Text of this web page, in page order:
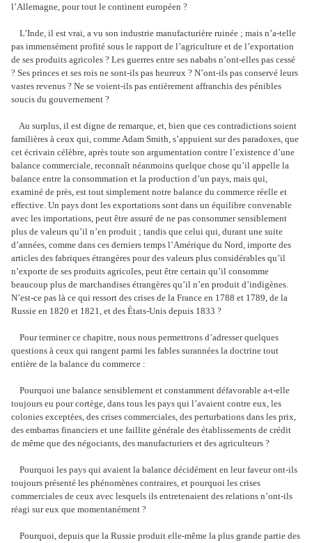
l’Allemagne, pour tout le continent européen ?
L’Inde, il est vrai, a vu son industrie manufacturière ruinée ; mais n’a-telle
pas immensément profité sous le rapport de l’agriculture et de l’exportation
de ses produits agricoles ? Les guerres entre ses nababs n’ont-elles pas cessé
? Ses princes et ses rois ne sont-ils pas heureux ? N’ont-ils pas conservé leurs
vastes revenus ? Ne se voient-ils pas entièrement affranchis des pénibles
soucis du gouvernement ?
Au surplus, il est digne de remarque, et, bien que ces contradictions soient
familières à ceux qui, comme Adam Smith, s’appuient sur des paradoxes, que
cet écrivain célèbre, après toute son argumentation contre l’existence d’une
balance commerciale, reconnaît néanmoins quelque chose qu’il appelle la
balance entre la consommation et la production d’un pays, mais qui,
examiné de près, est tout simplement notre balance du commerce réelle et
effective. Un pays dont les exportations sont dans un équilibre convenable
avec les importations, peut être assuré de ne pas consommer sensiblement
plus de valeurs qu’il n’en produit ; tandis que celui qui, durant une suite
d’années, comme dans ces derniers temps l’Amérique du Nord, importe des
articles des fabriques étrangères pour des valeurs plus considérables qu’il
n’exporte de ses produits agricoles, peut être certain qu’il consomme
beaucoup plus de marchandises étrangères qu’il n’en produit d’indigènes.
N’est-ce pas là ce qui ressort des crises de la France en 1788 et 1789, de la
Russie en 1820 et 1821, et des États-Unis depuis 1833 ?
Pour terminer ce chapitre, nous nous permettrons d’adresser quelques
questions à ceux qui rangent parmi les fables surannées la doctrine tout
entière de la balance du commerce :
Pourquoi une balance sensiblement et constamment défavorable a-t-elle
toujours eu pour cortège, dans tous les pays qui l’avaient contre eux, les
colonies exceptées, des crises commerciales, des perturbations dans les prix,
des embarras financiers et une faillite générale des établissements de crédit
de même que des négociants, des manufacturiers et des agriculteurs ?
Pourquoi les pays qui avaient la balance décidément en leur faveur ont-ils
toujours présenté les phénomènes contraires, et pourquoi les crises
commerciales de ceux avec lesquels ils entretenaient des relations n’ont-ils
réagi sur eux que momentanément ?
Pourquoi, depuis que la Russie produit elle-même la plus grande partie des